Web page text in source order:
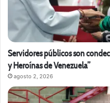
Servidores públicos son
y Heroínas de Venezuela”
agosto 2, 2026